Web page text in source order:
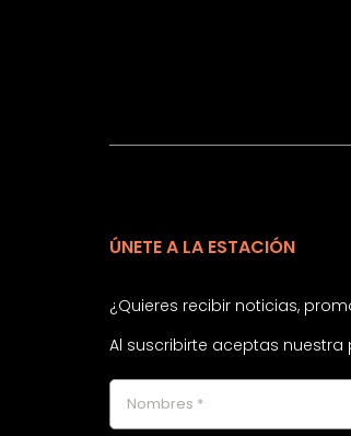
ÚNETE A LA ESTACIÓN
¿Quieres recibir noticias,
Al suscribirte aceptas nuestra